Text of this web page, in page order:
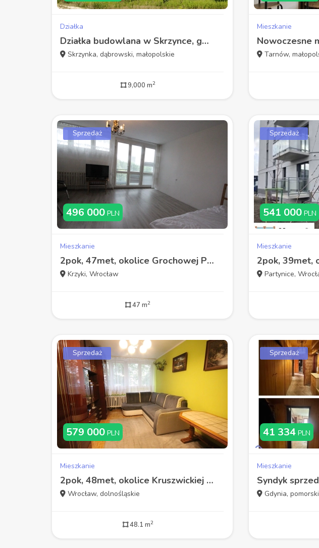
Działka
Działka budowlana w Skrzynce, gmina Szczucin
Skrzynka, dąbrowski, małopolskie
9,000 m2
Mieszkanie
Tarnów,
Sprzedaż
496 000 PLN
Mieszkanie
2pok, 47met, okolice Grochowej PEŁEN ROZKŁAD/PIWNICA (Wrocław)
Krzyki, Wrocław
47 m2
Sprzedaż
541 000 PLN
Mieszkanie
Partynice,
Sprzedaż
579 000 PLN
Mieszkanie
2pok, 48met, okolice Kruszwickiej PEŁEN ROZKŁAD/PIWNICA/WINDA (Wrocław)
Wrocław, dolnośląskie
48.1 m2
Sprzedaż
41 334 PLN
Mieszkanie
Gdynia,